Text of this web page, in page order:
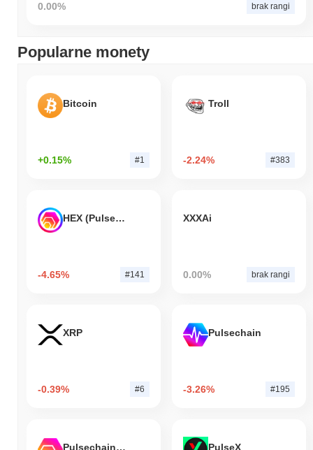
0.00% brak rangi
Popularne monety
Bitcoin
+0.15% #1
Troll
-2.24% #383
HEX (Pulsechain)
-4.65% #141
XXXAi
0.00% brak rangi
XRP
-0.39% #6
Pulsechain
-3.26% #195
Pulsechain Bridged HEX (Pulsechain) PulseX